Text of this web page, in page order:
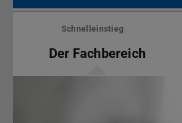
Menü
überspringenSchnelleinstieg
Der Fachbereich